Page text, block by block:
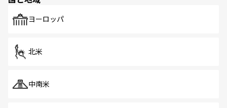
で、ホーカーズは地元の風情を楽しめる外せないスポット
ヨーロッパ
北米
中南米